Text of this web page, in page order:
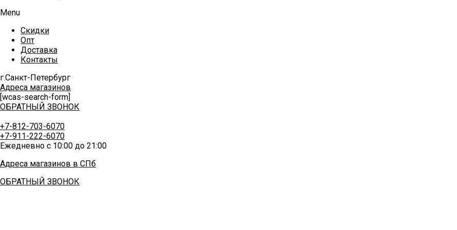
Menu
Скидки
Опт
Доставка
Контакты
г.Санкт-Петербург
Адреса магазинов
[wcas-search-form]
ОБРАТНЫЙ ЗВОНОК
+7-812-703-6070
+7-911-222-6070
Ежедневно с 10:00 до 21:00
Адреса магазинов в СПб
ОБРАТНЫЙ ЗВОНОК